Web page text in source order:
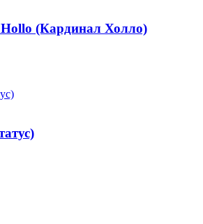
(Кардинал Холло)